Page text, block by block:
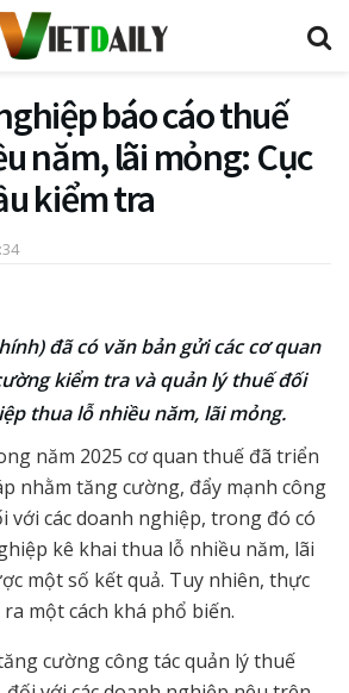
báo cáo thuế
năm, lãi mỏng: Cục
kiểm tra
đã có văn bản gửi các cơ quan
kiểm tra và quản lý thuế đối
thua lỗ nhiều năm, lãi mỏng.
năm 2025 cơ quan thuế đã triển
nhằm tăng cường, đẩy mạnh công
với các doanh nghiệp, trong đó có
kê khai thua lỗ nhiều năm, lãi
một số kết quả. Tuy nhiên, thực
một cách khá phổ biến.
cường công tác quản lý thuế